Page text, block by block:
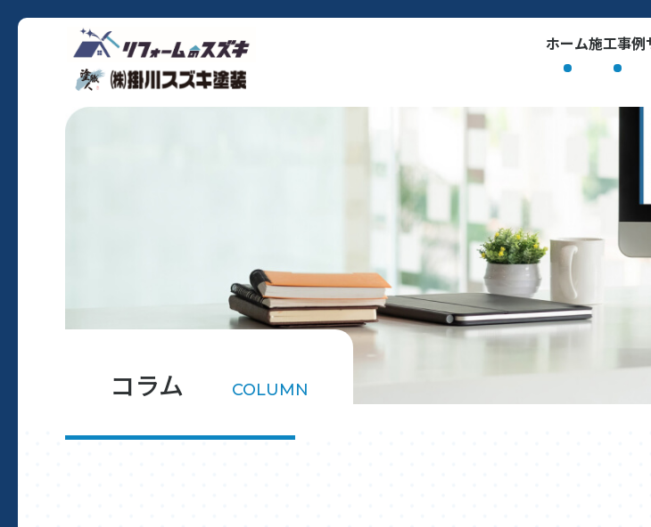
ホーム施工事例
コラム COLUMN